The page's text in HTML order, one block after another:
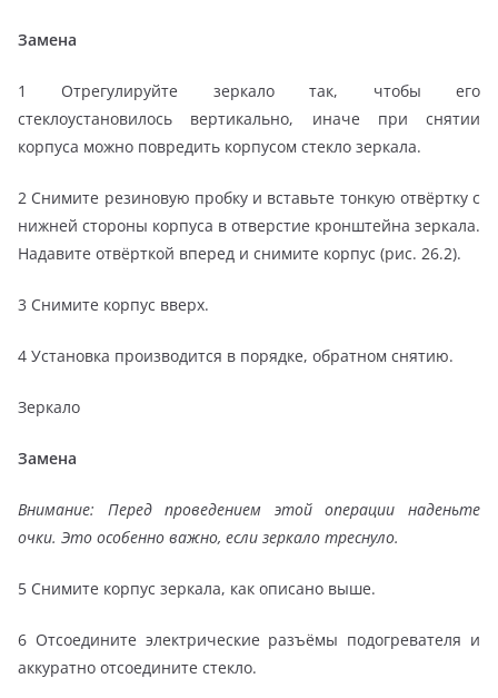
Замена
1 Отрегулируйте зеркало так, чтобы его
стеклоустановилось вертикально, иначе при снятии
корпуса можно повредить корпусом стекло зеркала.
2 Снимите резиновую пробку и вставьте тонкую отвёртку с
нижней стороны корпуса в отверстие кронштейна зеркала.
Надавите отвёрткой вперед и снимите корпус (рис. 26.2).
3 Снимите корпус вверх.
4 Установка производится в порядке, обратном снятию.
Зеркало
Замена
Внимание: Перед проведением этой операции наденьте
очки. Это особенно важно, если зеркало треснуло.
5 Снимите корпус зеркала, как описано выше.
6 Отсоедините электрические разъёмы подогревателя и
аккуратно отсоедините стекло.